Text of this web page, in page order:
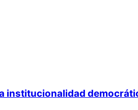
institucionalidad